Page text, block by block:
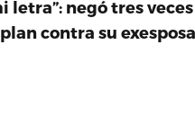
letra”: negó tres
contra su